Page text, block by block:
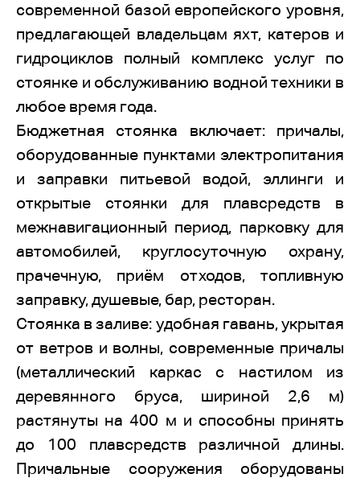
современной базой европейского уровня,
предлагающей владельцам яхт, катеров и
гидроциклов полный комплекс услуг по
стоянке и обслуживанию водной техники в
любое время года.
Бюджетная стоянка включает: причалы,
оборудованные пунктами электропитания
и заправки питьевой водой, эллинги и
открытые стоянки для плавсредств в
межнавигационный период, парковку для
автомобилей, круглосуточную охрану,
прачечную, приём отходов, топливную
заправку, душевые, бар, ресторан.
Стоянка в заливе: удобная гавань, укрытая
от ветров и волны, современные причалы
(металлический каркас с настилом из
деревянного бруса, шириной 2,6 м)
растянуты на 400 м и способны принять
до 100 плавсредств различной длины.
Причальные сооружения оборудованы